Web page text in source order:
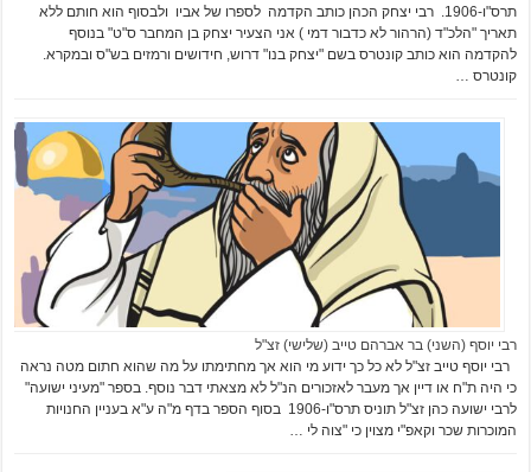
תרס"ו-1906. רבי יצחק הכהן כותב הקדמה לספרו של אביו ולבסוף הוא חותם ללא
תאריך "הלכ"ד (הרהור לא כדבור דמי ) אני הצעיר יצחק בן המחבר ס"ט" בנוסף
להקדמה הוא כותב קונטרס בשם "יצחק בנו" דרוש, חידושים ורמזים בש"ס ובמקרא.
קונטרס …
רבי יוסף (השני) בר אברהם טייב (שלישי) זצ"ל
רבי יוסף טייב זצ"ל לא כל כך ידוע מי הוא אך מחתימתו על מה שהוא חתום מטה נראה
כי היה ת"ח או דיין אך מעבר לאזכורים הנ"ל לא מצאתי דבר נוסף. בספר "מעיני ישועה"
לרבי ישועה כהן זצ"ל תוניס תרס"ו-1906 בסוף הספר בדף מ"ה ע"א בעניין החנויות
המוכרות שכר וקאפ"י מצוין כי "צוה לי …